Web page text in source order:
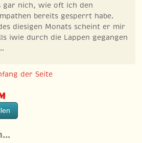
gar nich, wie oft ich den
bereits gesperrt habe.
diesigen Monats scheint er mir
iwie durch die Lappen gegangen
der Seite